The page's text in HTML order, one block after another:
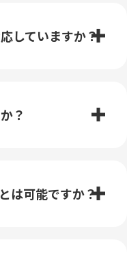
していますか？
？
は可能ですか？